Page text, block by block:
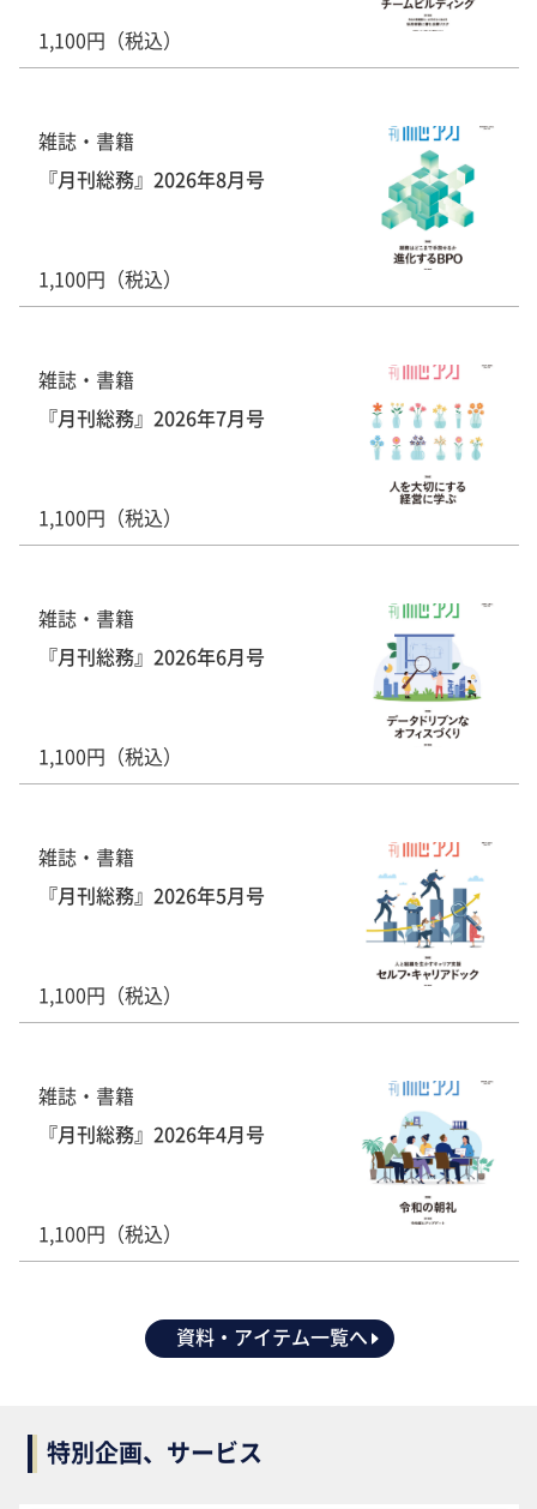
1,100円（税込）
雑誌・書籍
『月刊総務』2026年8月号
1,100円（税込）
雑誌・書籍
『月刊総務』2026年7月号
1,100円（税込）
雑誌・書籍
『月刊総務』2026年6月号
1,100円（税込）
雑誌・書籍
『月刊総務』2026年5月号
1,100円（税込）
雑誌・書籍
『月刊総務』2026年4月号
1,100円（税込）
資料・アイテム一覧へ
特別企画、サービス